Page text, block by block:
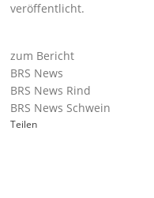
veröffentlicht.
zum Bericht
BRS News
BRS News Rind
BRS News Schwein
Teilen